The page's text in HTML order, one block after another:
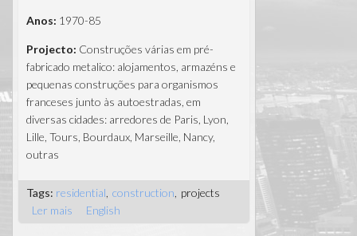
Anos: 1970-85
Projecto: Construções várias em pré-
fabricado metalico: alojamentos, armazéns e
pequenas construções para organismos
franceses junto às autoestradas, em
diversas cidades: arredores de Paris, Lyon,
Lille, Tours, Bourdaux, Marseille, Nancy,
outras
Tags: residential construction projects
Ler mais acerca de Estruturas metálicas pré-
English